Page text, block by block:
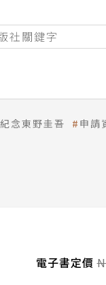
紀念東野圭吾 申請
電子書定價